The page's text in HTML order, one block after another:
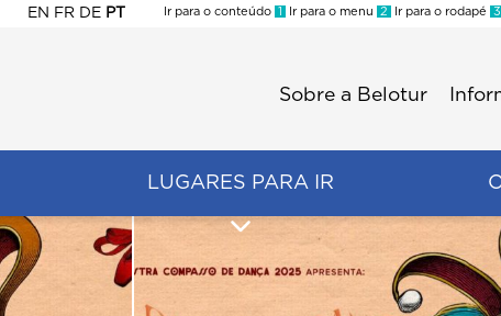
EN FR DE PT
Ir para o conteúdo 1 Ir para o menu 2 Ir para o rodapé 3
Sobre a Belotur
LUGARES PARA IR